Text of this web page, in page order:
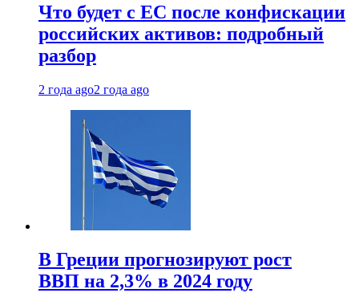
Что будет с ЕС после конфискации
российских активов: подробный
разбор
2 года ago2 года ago
В Греции прогнозируют рост
ВВП на 2,3% в 2024 году